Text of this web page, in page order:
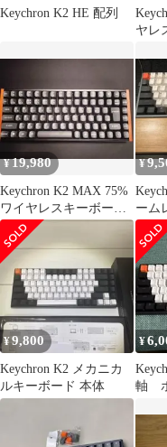
Keychron K2 HE 配列
ヤレ
¥19,980
Keychron K2 MAX 75%
ワイヤレスキーボード
(カバー付)
¥
ーム
¥9,800
Keychron K2 メカニカ
ルキーボード 本体
¥
軸